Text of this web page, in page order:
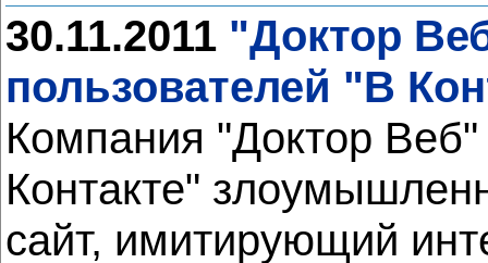
30.11.2011 "Доктор
пользователей "В
Компания "Доктор
Контакте"
сайт, имитирующий